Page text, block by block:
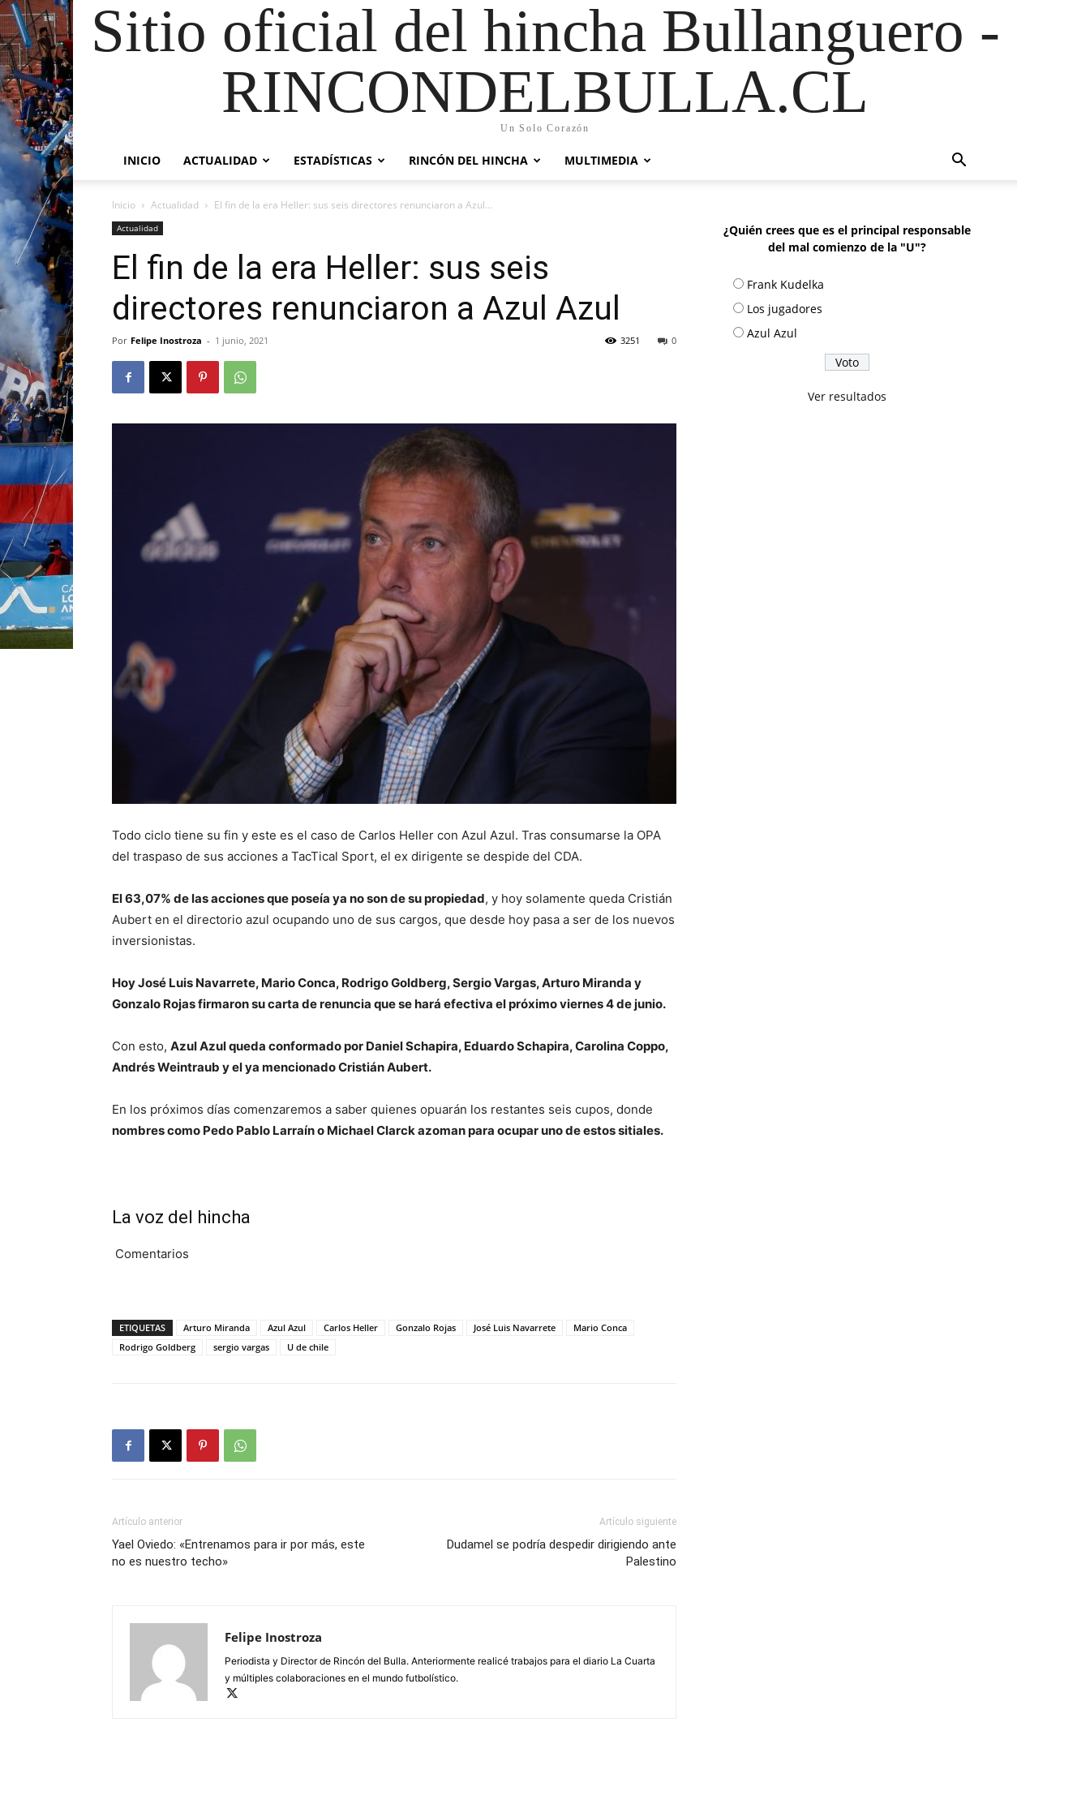
Sitio oficial del hincha Bullanguero -
RINCONDELBULLA.CL
Un Solo Corazón
INICIO ACTUALIDAD ESTADÍSTICAS RINCÓN DEL HINCHA MULTIMEDIA
Inicio Actualidad El fin de la era Heller: sus seis directores renunciaron a Azul...
Actualidad
El fin de la era Heller: sus seis
directores renunciaron a Azul Azul
Por Felipe Inostroza - 1 junio, 2021 0
3251
Todo ciclo tiene su fin y este es el caso de Carlos Heller con Azul Azul. Tras consumarse la OPA
del traspaso de sus acciones a TacTical Sport, el ex dirigente se despide del CDA.
El 63,07% de las acciones que poseía ya no son de su propiedad, y hoy solamente queda Cristián
Aubert en el directorio azul ocupando uno de sus cargos, que desde hoy pasa a ser de los nuevos
inversionistas.
Hoy José Luis Navarrete, Mario Conca, Rodrigo Goldberg, Sergio Vargas, Arturo Miranda y
Gonzalo Rojas firmaron su carta de renuncia que se hará efectiva el próximo viernes 4 de junio.
Con esto, Azul Azul queda conformado por Daniel Schapira, Eduardo Schapira, Carolina Coppo,
Andrés Weintraub y el ya mencionado Cristián Aubert.
En los próximos días comenzaremos a saber quienes opuarán los restantes seis cupos, donde
nombres como Pedo Pablo Larraín o Michael Clarck azoman para ocupar uno de estos sitiales.
La voz del hincha
Comentarios
ETIQUETAS Arturo Miranda Azul Azul Carlos Heller Gonzalo Rojas José Luis Navarrete
Mario Conca
Rodrigo Goldberg
sergio vargas U de chile
Artículo anterior
Yael Oviedo: «Entrenamos para ir por más, este
no es nuestro techo»
Artículo siguiente
Dudamel se podría despedir dirigiendo ante
Palestino
Felipe Inostroza
Periodista y Director de Rincón del Bulla. Anteriormente realicé trabajos para el diario La Cuarta
y múltiples colaboraciones en el mundo futbolístico.
¿Quién crees que es el principal responsable
del mal comienzo de la "U"?
Frank Kudelka
Los jugadores
Azul Azul
Ver resultados